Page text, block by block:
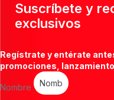
Suscríbete y
exclusivos
Regístrate y entérate
promociones,
Nombre